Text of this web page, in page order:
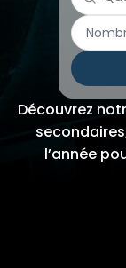
Découvrez
l’année